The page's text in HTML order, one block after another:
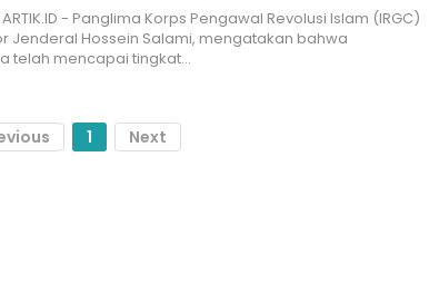
ARTIK.ID - Panglima Korps Pengawal Revolusi Islam (IRGC)
Jenderal Hossein Salami, mengatakan bahwa
telah mencapai tingkat…
1 Next